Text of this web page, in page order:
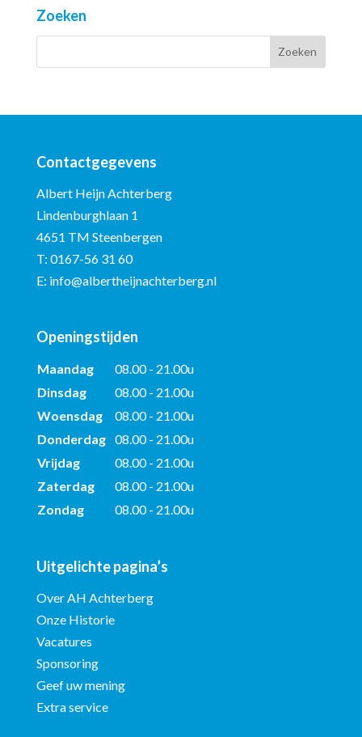
Zoeken
Contactgegevens
Albert Heijn Achterberg
Lindenburghlaan 1
4651 TM Steenbergen
T: 0167-56 31 60
E: info@albertheijnachterberg.nl
Openingstijden
Maandag
08.00 - 21.00u
Dinsdag
08.00 - 21.00u
Woensdag
08.00 - 21.00u
Donderdag 08.00 - 21.00u
Vrijdag
08.00 - 21.00u
Zaterdag
08.00 - 21.00u
Zondag
08.00 - 21.00u
Uitgelichte pagina’s
Over AH Achterberg
Onze Historie
Vacatures
Sponsoring
Geef uw mening
Extra service